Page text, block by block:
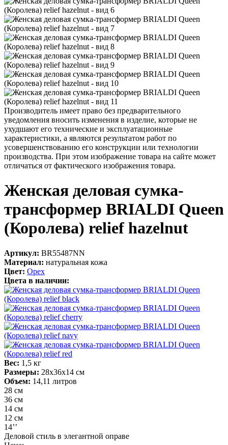
Производитель имеет право без предварительного
уведомления вносить изменения в изделие, которые не
ухудшают его технические и эксплуатационные
характеристики, а являются результатом работ по
усовершенствованию его конструкции или технологии
производства. При этом изображение товара на сайте может
отличаться от фактического изображения товара.
Женская деловая сумка-
трансформер BRIALDI Queen
(Королева) relief hazelnut
Артикул: BR55487NN
Материал: натуральная кожа
Цвет: Орех
Цвета в наличии:
Вес: 1,5 кг
Размеры: 28х36х14 см
Объем: 14,11 литров
28 см
36 см
14 см
12 см
14’’
Деловой стиль в элегантной оправе